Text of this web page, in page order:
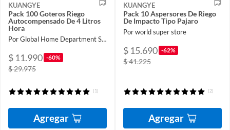
KUANGYE
Pack 100 Goteros Riego
Autocompensado De 4 Litros
Hora
Por Global Home Department Store
$ 11.990 -60%
$ 29.975
(1)
Agregar
KUANGYE
Pack 10 Aspersores De Riego
De Impacto Tipo Pajaro
Por world super store
$ 15.690 -62%
$ 41.225
(2)
Agregar